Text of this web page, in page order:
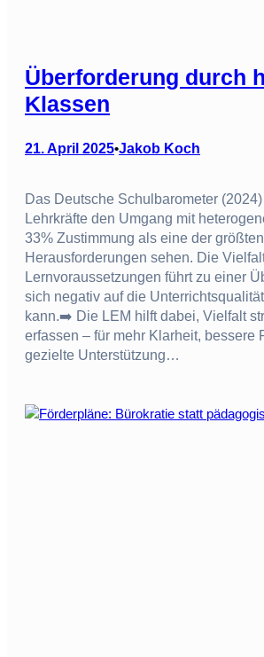
Überforderung durch
Klassen
21. April 2025•Jakob Koch
Das Deutsche Schulbarometer
Lehrkräfte den Umgang mit
33% Zustimmung als eine der größten
Herausforderungen sehen. Die
Lernvoraussetzungen führt zu einer
sich negativ auf die
kann.➡️ Die LEM hilft dabei, Vielfalt
erfassen – für mehr Klarheit, bessere
gezielte Unterstützung…